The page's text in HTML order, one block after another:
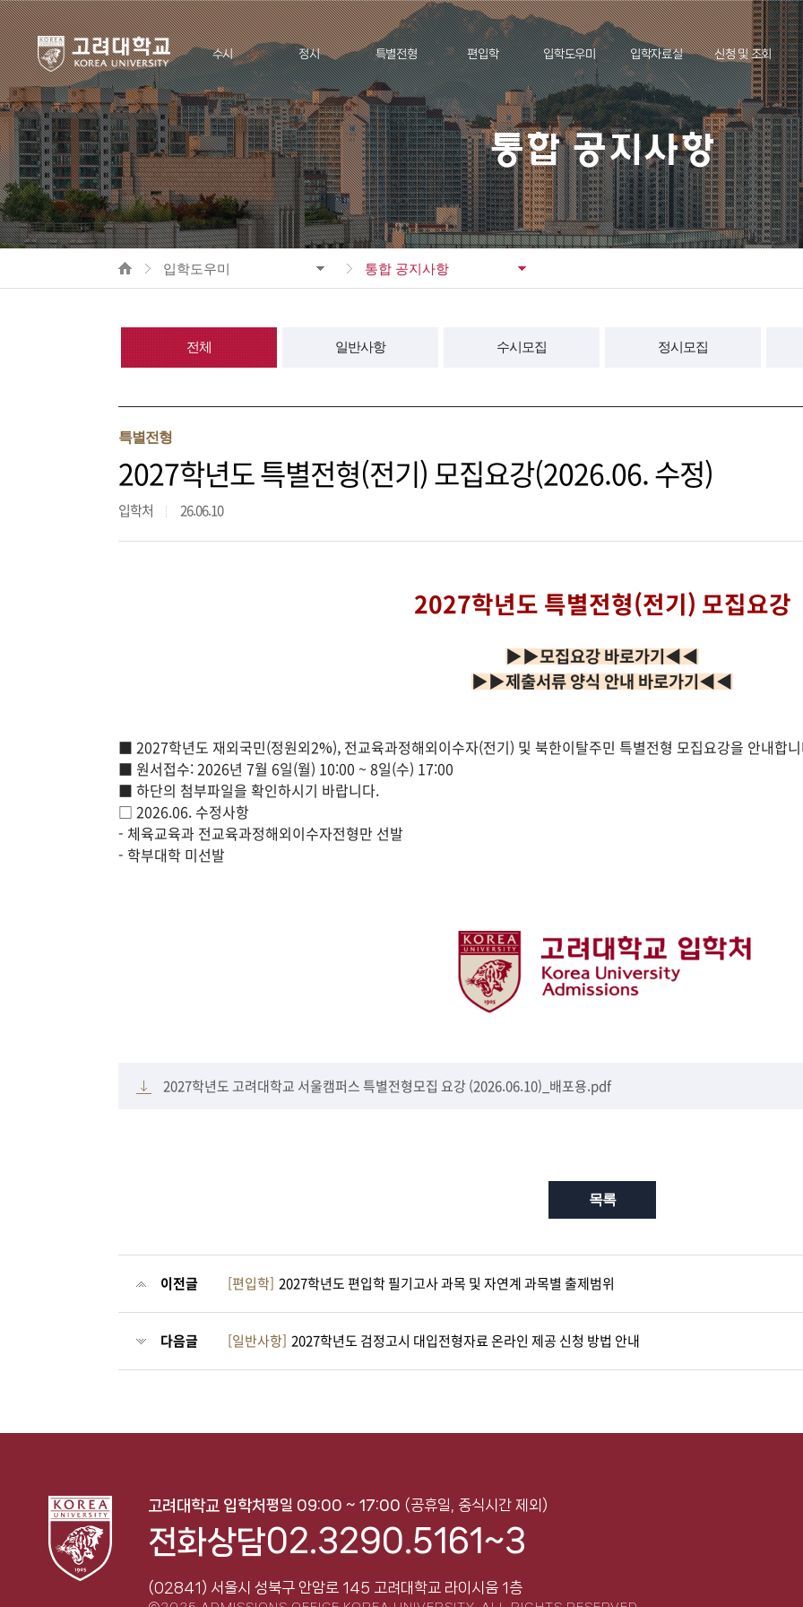
수시
모집요강
공지사항
제출서류
지원율통계
정시
모집요강
공지사항
제출서류
지원율통계
특별전형
모집요강(전기)
모집요강(후기)
공지사항
제출서류
지원율통계
편입학
모집요강
공지사항
제출서류
지원율통계
입학도우미
통합 공지사항
Q&A
FAQ
통합일정
입학자료실
기출문제
전년도 모집요강
입시 관련 영상
입학처 규정
동영상 강의
신청 및 조회
성적표 리포팅
도착확인
고교별 합격자
조회
다
견
KU
통합 공지사항
입학도우미 통합 공지사항
전체 일반사항 수시모집 정시모집
특별전형
2027학년도 특별전형(전기) 모집요강(2026.06. 수정)
입학처 26.06.10
2027학년도 특별전형(전기) 모집요강
▶▶모집요강 바로가기◀◀
▶▶제출서류 양식 안내 바로가기◀◀
■ 2027학년도 재외국민(정원외2%), 전교육과정해외이수자(전기) 및 북한이탈주민 특별전형 모집요강을 안내합
■ 원서접수: 2026년 7월 6일(월) 10:00 ~ 8일(수) 17:00
■ 하단의 첨부파일을 확인하시기 바랍니다.
□ 2026.06. 수정사항
- 체육교육과 전교육과정해외이수자전형만 선발
- 학부대학 미선발
2027학년도 고려대학교 서울캠퍼스 특별전형모집 요강 (2026.06.10)_배포용.pdf
목록
이전글 [편입학] 2027학년도 편입학 필기고사 과목 및 자연계 과목별 출제범위
다음글 [일반사항] 2027학년도 검정고시 대입전형자료 온라인 제공 신청 방법 안내
고려대학교 입학처
전화상담
평일 09:00 ~ 17:00 (공휴일, 중식시간 제외)
02.3290.5161~3
(02841) 서울시 성북구 안암로 145 고려대학교 라이시움 1층